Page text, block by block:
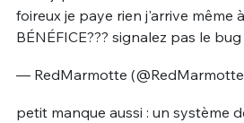
foireux je paye rien j'arrive même
BÉNÉFICE??? signalez pas le
— RedMarmotte
petit manque aussi : un système